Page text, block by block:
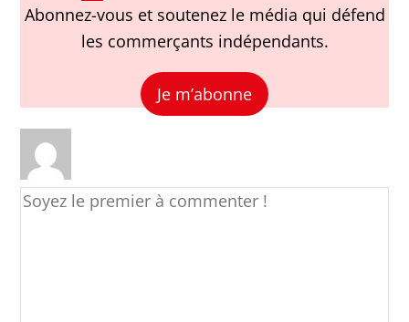
Abonnez-vous et soutenez le média qui défend
les commerçants indépendants.
Je m’abonne